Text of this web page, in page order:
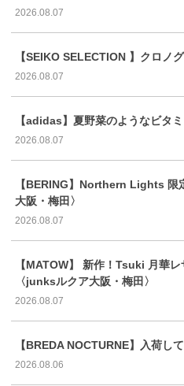
2026.08.07
【SEIKO SELECTION 】クロノ
2026.08.07
【adidas】夏野菜のようなビタ
2026.08.07
【BERING】Northern Lights
大阪・梅田〉
2026.08.07
【MATOW】 新作！Tsuki 月華
〈junksルクア大阪・梅田〉
2026.08.07
【BREDA NOCTURNE】入荷し
2026.08.06